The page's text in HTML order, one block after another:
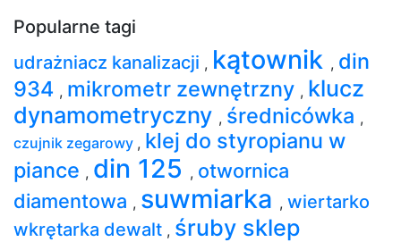
Popularne tagi
udrażniacz kanalizacji , kątownik , din
934 , mikrometr zewnętrzny , klucz
dynamometryczny , średnicówka ,
czujnik zegarowy , klej do styropianu w
piance , din 125 , otwornica
diamentowa , suwmiarka , wiertarko
wkrętarka dewalt , śruby sklep